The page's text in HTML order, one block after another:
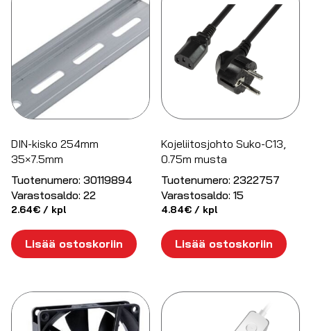
DIN-kisko 254mm
35×7.5mm
Tuotenumero: 30119894
Varastosaldo: 22
2.64€ / kpl
Lisää ostoskoriin
Kojeliitosjohto Suko-C13,
0.75m musta
Tuotenumero: 2322757
Varastosaldo: 15
4.84€ / kpl
Lisää ostoskoriin